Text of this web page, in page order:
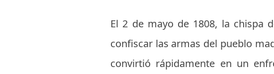
El 2 de mayo de 1808, la chispa
confiscar las armas del pueblo
convirtió rápidamente en un